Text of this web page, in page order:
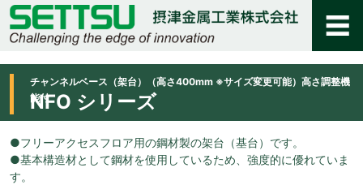
チャンネルベース（架台）（高さ400mm ※サイズ変更可能）高さ調整機
能付
NFO シリーズ
●フリーアクセスフロア用の鋼材製の架台（基台）です。
●基本構造材として鋼材を使用しているため、強度的に優れていま
す。